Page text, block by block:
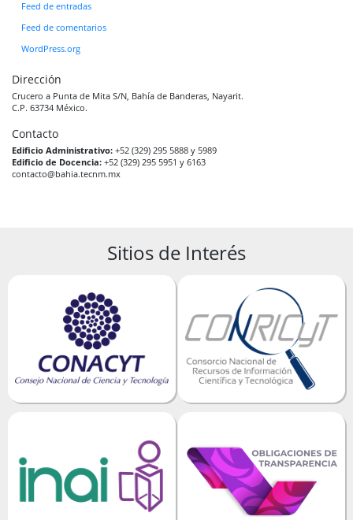
Feed de entradas
Feed de comentarios
WordPress.org
Dirección
Crucero a Punta de Mita S/N, Bahía de Banderas, Nayarit.
C.P. 63734 México.
Contacto
Edificio Administrativo: +52 (329) 295 5888 y 5989
Edificio de Docencia: +52 (329) 295 5951 y 6163
contacto@bahia.tecnm.mx
Sitios de Interés